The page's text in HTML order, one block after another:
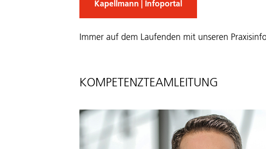
Kapellmann | Infoportal
Immer auf dem Laufenden mit unseren
KOMPETENZTEAMLEITUNG